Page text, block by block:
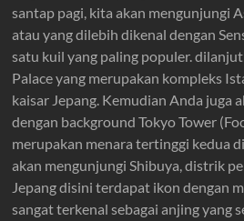
santap pagi, kita akan mengunjungi
atau yang dilebih dikenal dengan
satu kuil yang paling populer.
Palace yang merupakan kompleks
kaisar Jepang. Kemudian Anda juga
dengan background Tokyo Tower
merupakan menara tertinggi kedua
akan mengunjungi Shibuya, distrik
Jepang disini terdapat ikon dengan
sangat terkenal sebagai anjing yang